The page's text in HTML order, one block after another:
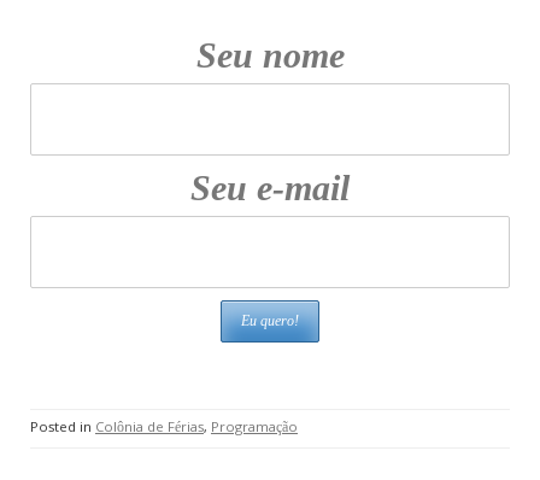
Seu nome
Seu e-mail
Posted in Colônia de Férias, Programação